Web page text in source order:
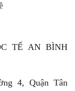
TẾ AN BÌNH
4, Quận Tân